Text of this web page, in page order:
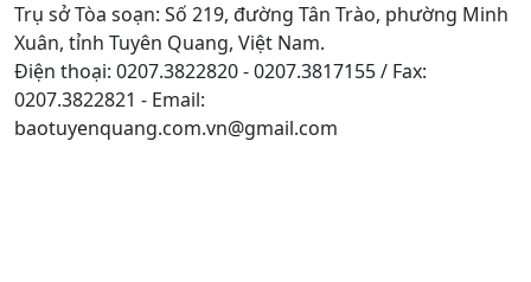
Trụ sở Tòa soạn: Số 219, đường Tân Trào, phường Minh
Xuân, tỉnh Tuyên Quang, Việt Nam.
Điện thoại: 0207.3822820 - 0207.3817155 / Fax:
0207.3822821 - Email:
baotuyenquang.com.vn@gmail.com